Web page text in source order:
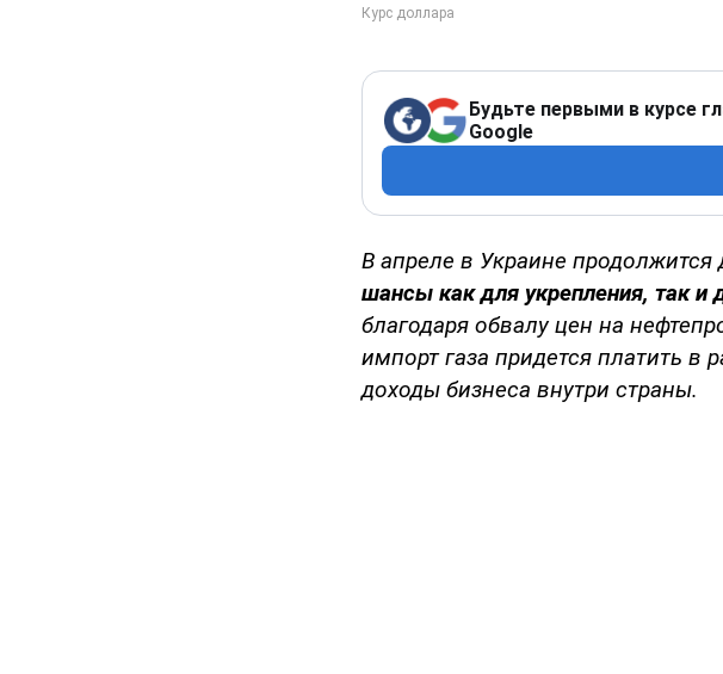
Будьте первыми в курсе
Google
В апреле в Украине
шансы как для укрепления, так и
благодаря обвалу цен на
импорт газа придется платить
доходы бизнеса внутри страны.